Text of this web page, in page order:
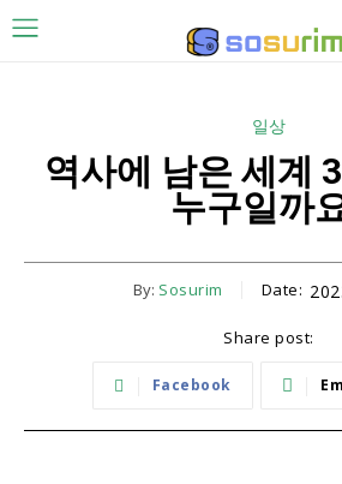
일상
역사에 남은 세계
누구일까
By: Sosurim Date:
Share post:
Facebook